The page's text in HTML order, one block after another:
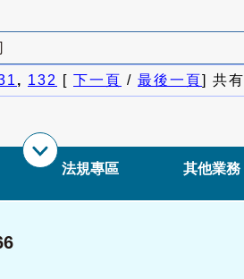
, 132 [ 下一頁 / 最後一頁] 共有
法規專區 其他業務